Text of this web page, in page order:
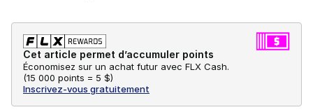
Cet article permet d’accumuler points
Économisez sur un achat futur avec FLX Cash.
(15 000 points = 5 $)
Inscrivez-vous gratuitement